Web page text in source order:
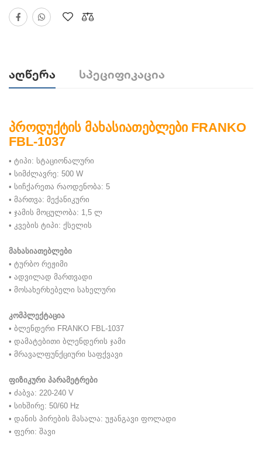
Აღწერა Სპეციფიკაცია
პროდუქტის მახასიათებლები FRANKO
FBL-1037
• ტიპი: სტაციონალური
• სიმძლავრე: 500 W
• სიჩქარეთა რაოდენობა: 5
• მართვა: მექანიკური
• ჯამის მოცულობა: 1,5 ლ
• კვების ტიპი: ქსელის
მახასიათებლები
• ტურბო რეჟიმი
• ადვილად მართვადი
• მოსახერხებელი სახელური
კომპლექტაცია
• ბლენდერი FRANKO FBL-1037
• დამატებითი ბლენდერის ჯამი
• მრავალფუნქციური საფქვავი
ფიზიკური პარამეტრები
• ძაბვა: 220-240 V
• სიხშირე: 50/60 Hz
• დანის პირების მასალა: უჟანგავი ფოლადი
• ფერი: შავი